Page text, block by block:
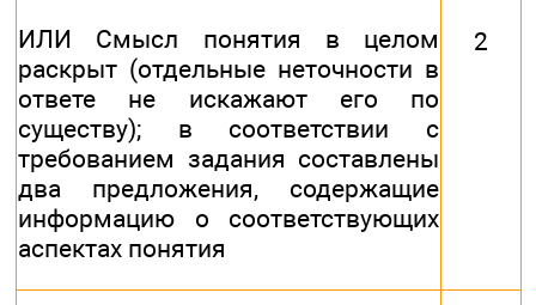
ИЛИ Смысл понятия в целом
раскрыт (отдельные неточности в
ответе не искажают его по
существу); в соответствии с
требованием задания составлены
два предложения, содержащие
информацию о соответствующих
аспектах понятия
2